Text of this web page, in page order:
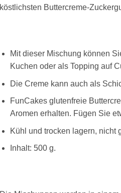
köstlichsten Buttercreme-
Mit dieser Mischung können
Kuchen oder als Topping auf
Die Creme kann auch als
FunCakes glutenfreie
Aromen erhalten. Fügen Sie
Kühl und trocken lagern, nicht
Inhalt: 500 g.